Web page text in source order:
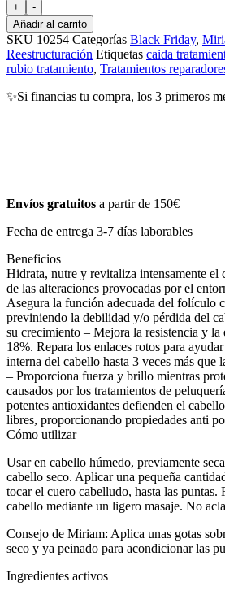
+
-
Añadir al carrito
SKU 10254 Categorías Black Friday,
Reestructuración Etiquetas caida
rubio tratamiento, Tratamientos
✨Si financias tu compra, los 3 primeros
Envíos gratuitos a partir de 150€
Fecha de entrega 3-7 días laborables
Beneficios
Hidrata, nutre y revitaliza intensamente el
de las alteraciones provocadas por el
Asegura la función adecuada del folículo
previniendo la debilidad y/o pérdida del
su crecimiento – Mejora la resistencia y la
18%. Repara los enlaces rotos para
interna del cabello hasta 3 veces más que
– Proporciona fuerza y brillo mientras
causados por los tratamientos de
potentes antioxidantes defienden el
libres, proporcionando propiedades anti
Cómo utilizar
Usar en cabello húmedo, previamente
cabello seco. Aplicar una pequeña
tocar el cuero cabelludo, hasta las puntas.
cabello mediante un ligero masaje. No
Consejo de Miriam: Aplica unas gotas
seco y ya peinado para acondicionar las
Ingredientes activos